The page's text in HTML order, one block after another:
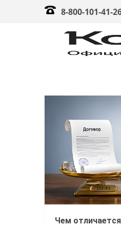
8-800-101-41-
Чем